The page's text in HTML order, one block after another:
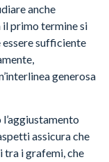
anche
il primo termine si
sufficiente
generosa
assicura che
tra i grafemi, che